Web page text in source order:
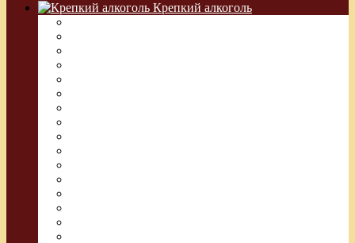
Крепкий алкоголь